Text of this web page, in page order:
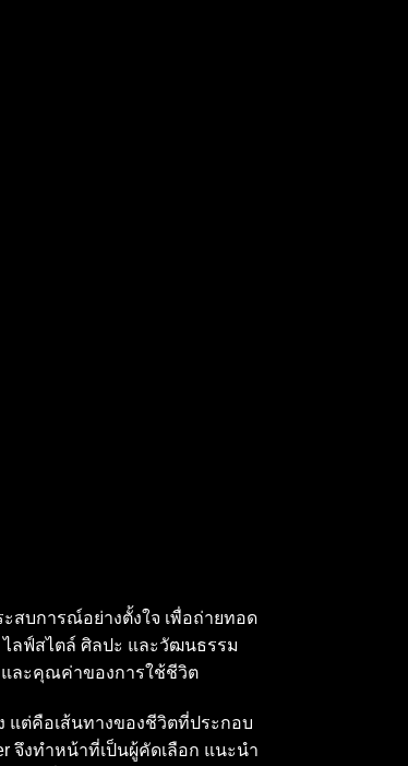
สบการณ์อย่างตั้งใจ เพื่อถ่ายทอด
ไลฟ์สไตล์ ศิลปะ และวัฒนธรรม
ละคุณค่าของการใช้ชีวิต
ง แต่คือเส้นทางของชีวิตที่ประกอบ
จึงทำหน้าที่เป็นผู้คัดเลือก แนะนำ